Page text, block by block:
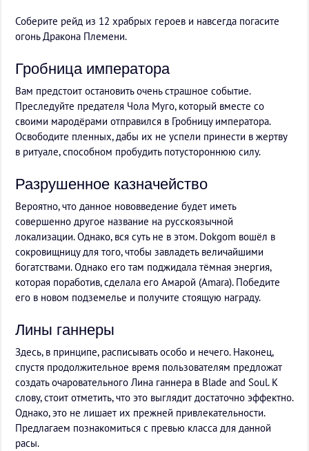
Соберите рейд из 12 храбрых героев и навсегда погасите
огонь Дракона Племени.
Гробница императора
Вам предстоит остановить очень страшное событие.
Преследуйте предателя Чола Муго, который вместе со
своими мародёрами отправился в Гробницу императора.
Освободите пленных, дабы их не успели принести в жертву
в ритуале, способном пробудить потустороннюю силу.
Разрушенное казначейство
Вероятно, что данное нововведение будет иметь
совершенно другое название на русскоязычной
локализации. Однако, вся суть не в этом. Dokgom вошёл в
сокровищницу для того, чтобы завладеть величайшими
богатствами. Однако его там поджидала тёмная энергия,
которая поработив, сделала его Амарой (Amara). Победите
его в новом подземелье и получите стоящую награду.
Лины ганнеры
Здесь, в принципе, расписывать особо и нечего. Наконец,
спустя продолжительное время пользователям предложат
создать очаровательного Лина ганнера в Blade and Soul. К
слову, стоит отметить, что это выглядит достаточно эффектно.
Однако, это не лишает их прежней привлекательности.
Предлагаем познакомиться с превью класса для данной
расы.